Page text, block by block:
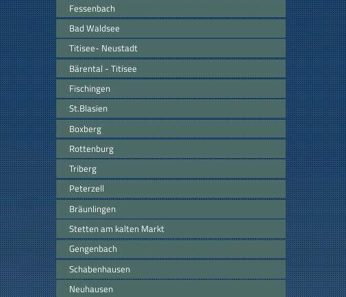
Fessenbach
Bad Waldsee
Titisee- Neustadt
Bärental - Titisee
Fischingen
St.Blasien
Boxberg
Rottenburg
Triberg
Peterzell
Bräunlingen
Stetten am kalten Markt
Gengenbach
Schabenhausen
Neuhausen